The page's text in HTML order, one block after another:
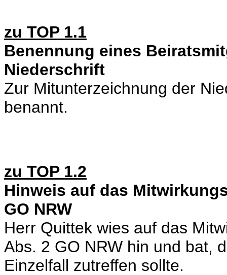
zu TOP 1.1
Benennung eines
Niederschrift
Zur Mitunterzeichnung der
benannt.
zu TOP 1.2
Hinweis auf das
GO NRW
Herr Quittek wies auf das
Abs. 2 GO NRW hin und bat,
Einzelfall zutreffen sollte.